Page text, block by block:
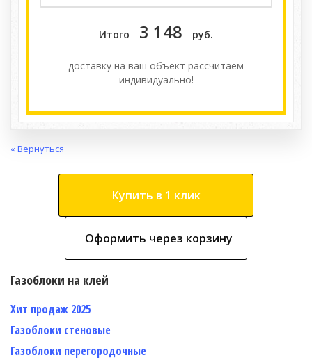
Итого 3 148 руб.
доставку на ваш объект расcчитаем
индивидуально!
« Вернуться
Купить в 1 клик
Оформить через корзину
Газоблоки на клей
Хит продаж 2025
Газоблоки стеновые
Газоблоки перегородочные